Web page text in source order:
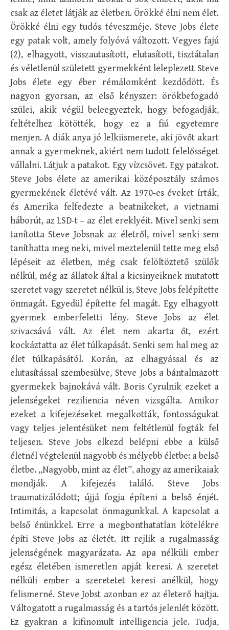
csak az életet látják az életben. Örökké élni nem élet.
Örökké élni egy tudós téveszméje. Steve Jobs élete
egy patak volt, amely folyóvá változott. Vegyes fajú
(2), elhagyott, visszautasított, elutasított, tisztátalan
és véletlenül született gyermekként leleplezett Steve
Jobs élete egy éber rémálomként kezdődött. És
nagyon gyorsan, az első kényszer: örökbefogadó
szülei, akik végül beleegyeztek, hogy befogadják,
feltételhez kötötték, hogy ez a fiú egyetemre
menjen. A diák anya jó lelkiismerete, aki jövőt akart
annak a gyermeknek, akiért nem tudott felelősséget
vállalni. Látjuk a patakot. Egy vízcsövet. Egy patakot.
Steve Jobs élete az amerikai középosztály számos
gyermekének életévé vált. Az 1970-es éveket írták,
és Amerika felfedezte a beatnikeket, a vietnami
háborút, az LSD-t – az élet ereklyéit. Mivel senki sem
tanította Steve Jobsnak az életről, mivel senki sem
taníthatta meg neki, mivel meztelenül tette meg első
lépéseit az életben, még csak felöltöztető szülők
nélkül, még az állatok által a kicsinyeiknek mutatott
szeretet vagy szeretet nélkül is, Steve Jobs felépítette
önmagát. Egyedül építette fel magát. Egy elhagyott
gyermek emberfeletti lény. Steve Jobs az élet
szivacsává vált. Az élet nem akarta őt, ezért
kockáztatta az élet túlkapását. Senki sem hal meg az
élet túlkapásától. Korán, az elhagyással és az
elutasítással szembesülve, Steve Jobs a bántalmazott
gyermekek bajnokává vált. Boris Cyrulnik ezeket a
jelenségeket reziliencia néven vizsgálta. Amikor
ezeket a kifejezéseket megalkották, fontosságukat
vagy teljes jelentésüket nem feltétlenül fogták fel
teljesen. Steve Jobs elkezd belépni ebbe a külső
életnél végtelenül nagyobb és mélyebb életbe: a belső
életbe. „Nagyobb, mint az élet”, ahogy az amerikaiak
mondják. A kifejezés találó. Steve Jobs
traumatizálódott; újjá fogja építeni a belső énjét.
Intimitás, a kapcsolat önmagunkkal. A kapcsolat a
belső énünkkel. Erre a megbonthatatlan kötelékre
építi Steve Jobs az életét. Itt rejlik a rugalmasság
jelenségének magyarázata. Az apa nélküli ember
egész életében ismeretlen apját keresi. A szeretet
nélküli ember a szeretetet keresi anélkül, hogy
felismerné. Steve Jobst azonban ez az életerő hajtja.
Váltogatott a rugalmasság és a tartós jelenlét között.
Ez gyakran a kifinomult intelligencia jele. Tudja,